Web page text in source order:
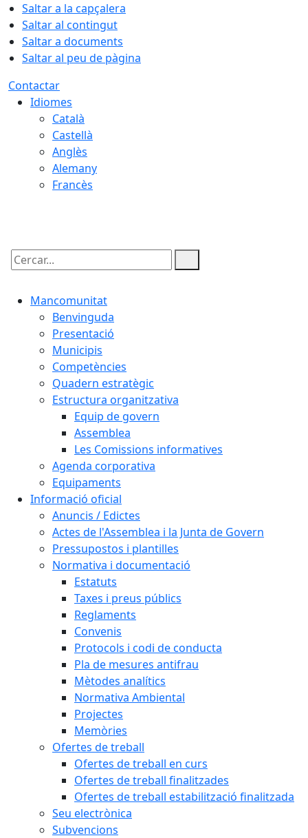
Saltar a la capçalera
Saltar al contingut
Saltar a documents
Saltar al peu de pàgina
Contactar
Idiomes
Català
Castellà
Anglès
Alemany
Francès
Cercar:
Mancomunitat
Benvinguda
Presentació
Municipis
Competències
Quadern estratègic
Estructura organitzativa
Equip de govern
Assemblea
Les Comissions informatives
Agenda corporativa
Equipaments
Informació oficial
Anuncis / Edictes
Actes de l'Assemblea i la Junta de Govern
Pressupostos i plantilles
Normativa i documentació
Estatuts
Taxes i preus públics
Reglaments
Convenis
Protocols i codi de conducta
Pla de mesures antifrau
Mètodes analítics
Normativa Ambiental
Projectes
Memòries
Ofertes de treball
Ofertes de treball en curs
Ofertes de treball finalitzades
Ofertes de treball estabilització finalitzada
Seu electrònica
Subvencions